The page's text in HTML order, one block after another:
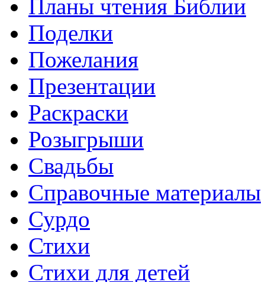
Планы чтения Библии
Поделки
Пожелания
Презентации
Раскраски
Розыгрыши
Свадьбы
Справочные материалы
Сурдо
Стихи
Стихи для детей